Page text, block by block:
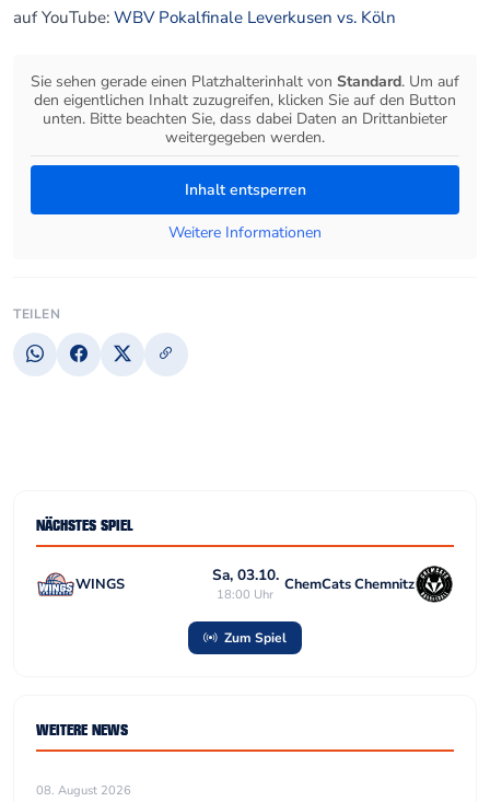
auf YouTube: WBV Pokalfinale Leverkusen vs. Köln
Sie sehen gerade einen Platzhalterinhalt von Standard. Um auf
den eigentlichen Inhalt zuzugreifen, klicken Sie auf den Button
unten. Bitte beachten Sie, dass dabei Daten an Drittanbieter
weitergegeben werden.
Inhalt entsperren
Weitere Informationen
TEILEN
NÄCHSTES SPIEL
WINGS Sa, 03.10.
18:00 Uhr
ChemCats Chemnitz
Zum Spiel
WEITERE NEWS
08. August 2026